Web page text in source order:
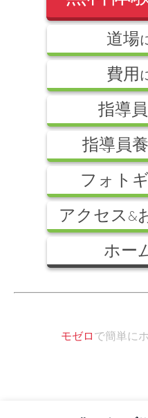
道場
費用
指導員
指導員
フォト
アクセス&
ホー
モゼロで簡単に